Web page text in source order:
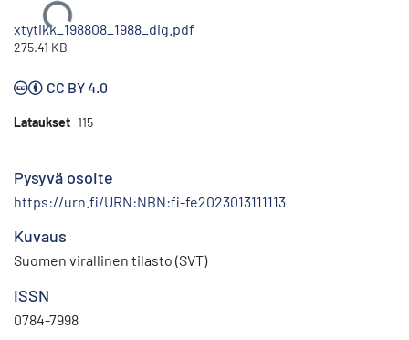
Ladataan...
xtytikk_198808_1988_dig.pdf
275.41 KB
CC BY 4.0
Lataukset 115
Pysyvä osoite
https://urn.fi/URN:NBN:fi-fe2023013111113
Kuvaus
Suomen virallinen tilasto (SVT)
ISSN
0784-7998